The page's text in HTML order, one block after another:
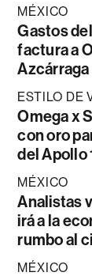
MÉXICO
Gastos
factura a
Azcárraga
ESTILO DE
Omega x
con oro
del Apollo
MÉXICO
Analistas
irá a la
rumbo al
MÉXICO